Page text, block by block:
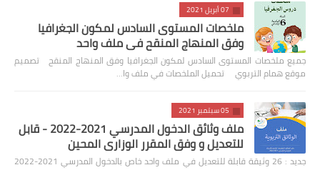
07 أبريل 2021
ملخصات المستوى السادس لمكون الجغرافيا
وفق المنهاج المنقح في ملف واحد
جميع ملخصات المستوى السادس لمكون الجغرافيا وفق المنهاج المنقح تصميم
موقع همام التربوي تحميل الملخصات في ملف وا…
05 سبتمبر 2021
ملف وثائق الدخول المدرسي 2021-2022 - قابل
للتعديل و وفق المقرر الوزاري المحين
جديد : 26 وثيقة قابلة للتعديل في ملف واحد خاص بالدخول المدرسي 2021-2022